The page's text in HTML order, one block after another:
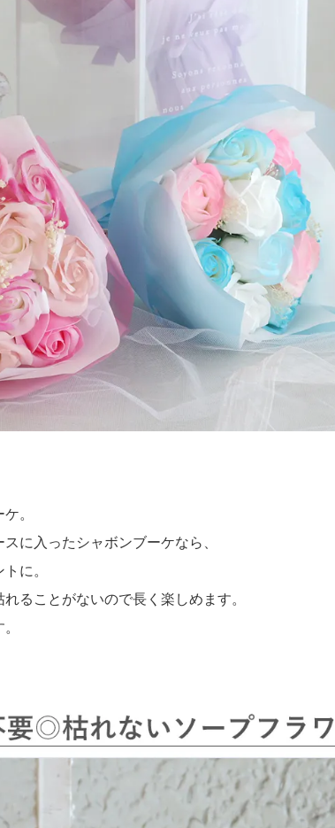
。
に入ったシャボンブーケなら、
に。
ることがないので長く楽しめます。